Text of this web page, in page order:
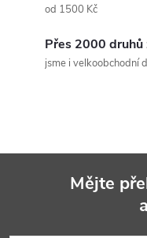
od 1500 Kč
Přes 2000 druhů
jsme i velkoobchodní
Mějte